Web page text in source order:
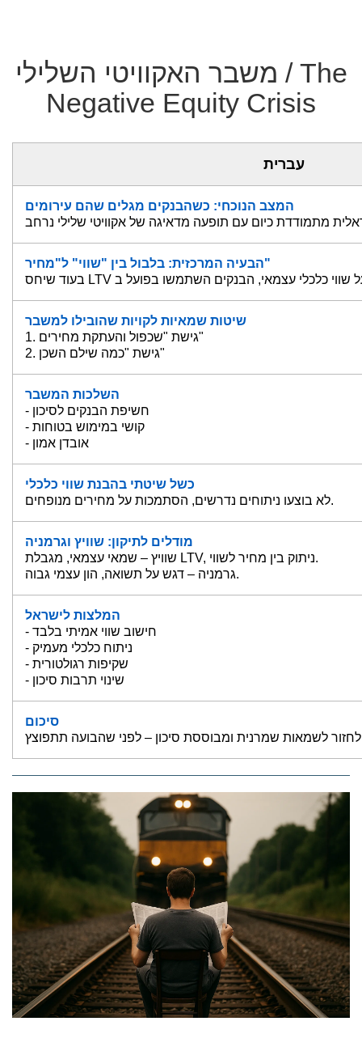
משבר האקוויטי השלילי / The
Negative Equity Crisis
עברית
המצב הנוכחי: כשהבנקים מגלים שהם עירומים
הבעיה המרכזית: בלבול בין "שווי" ל"מחיר"
שיטות שמאיות לקויות שהובילו למשבר
1. גישת "שכפול והעתקת מחירים"
2. גישת "כמה שילם השכן"
השלכות המשבר
- חשיפת הבנקים לסיכון
- קושי במימוש בטוחות
- אובדן אמון
כשל שיטתי בהבנת שווי כלכלי
לא בוצעו ניתוחים נדרשים, הסתמכות על מחירים מנופחים.
מודלים לתיקון: שוויץ וגרמניה
שוויץ – שמאי עצמאי, מגבלת LTV, ניתוק בין מחיר לשווי.
גרמניה – דגש על תשואה, הון עצמי גבוה.
המלצות לישראל
- חישוב שווי אמיתי בלבד
- ניתוח כלכלי מעמיק
- שקיפות רגולטורית
- שינוי תרבות סיכון
סיכום